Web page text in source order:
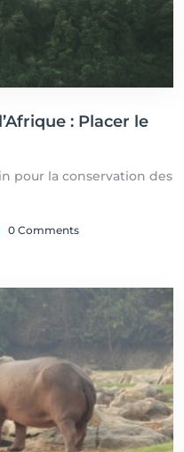
: Placer le
pour la conservation des
0 Comments